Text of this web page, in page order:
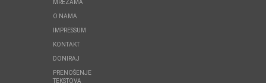
MREŽAMA
O NAMA
IMPRESSUM
KONTAKT
DONIRAJ
PRENOŠENJE
TEKSTOVA